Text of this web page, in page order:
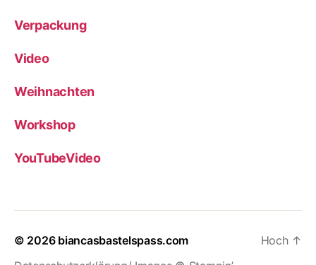
Verpackung
Video
Weihnachten
Workshop
YouTubeVideo
© 2026 biancasbastelspass.com
Hoch ↑